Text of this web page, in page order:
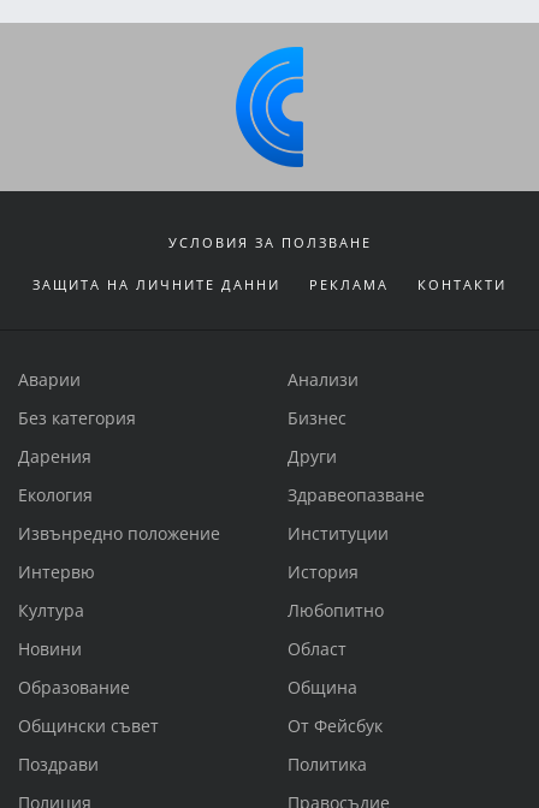
УСЛОВИЯ ЗА ПОЛЗВАНЕ
ЗАЩИТА НА ЛИЧНИТЕ ДАННИ РЕКЛАМА КОНТАКТИ
Аварии
Анализи
Без категория
Бизнес
Дарения
Други
Екология
Здравеопазване
Извънредно положение
Институции
Интервю
История
Култура
Любопитно
Новини
Област
Образование
Община
Общински съвет
От Фейсбук
Поздрави
Политика
Полиция
Правосъдие